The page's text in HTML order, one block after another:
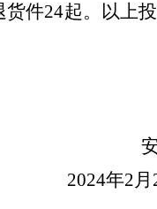
货件24起。以上
2024年2月